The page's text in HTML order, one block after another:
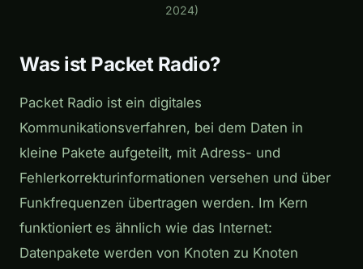
2024)
Was ist Packet Radio?
Packet Radio ist ein digitales
Kommunikationsverfahren, bei dem Daten in
kleine Pakete aufgeteilt, mit Adress- und
Fehlerkorrekturinformationen versehen und über
Funkfrequenzen übertragen werden. Im Kern
funktioniert es ähnlich wie das Internet:
Datenpakete werden von Knoten zu Knoten